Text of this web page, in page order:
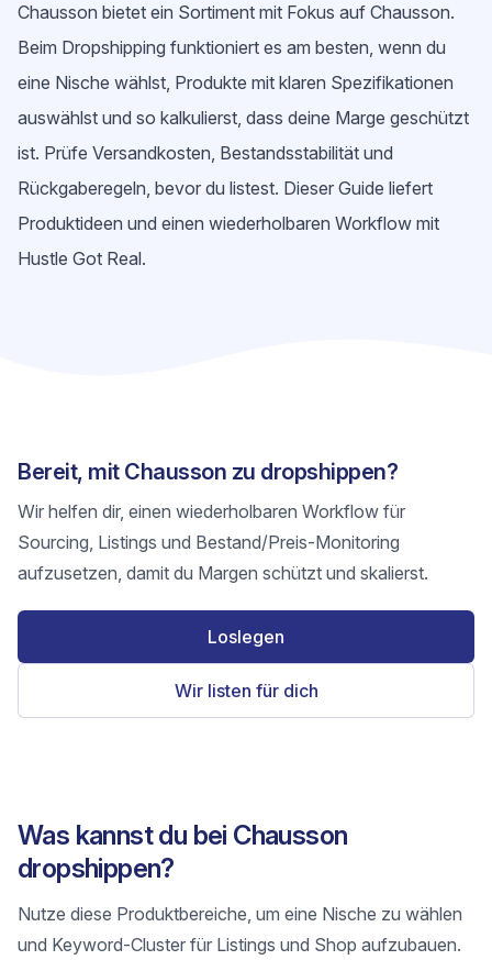
Chausson bietet ein Sortiment mit Fokus auf Chausson.
Beim Dropshipping funktioniert es am besten, wenn du
eine Nische wählst, Produkte mit klaren Spezifikationen
auswählst und so kalkulierst, dass deine Marge geschützt
ist. Prüfe Versandkosten, Bestandsstabilität und
Rückgaberegeln, bevor du listest. Dieser Guide liefert
Produktideen und einen wiederholbaren Workflow mit
Hustle Got Real.
Bereit, mit Chausson zu dropshippen?
Wir helfen dir, einen wiederholbaren Workflow für
Sourcing, Listings und Bestand/Preis-Monitoring
aufzusetzen, damit du Margen schützt und skalierst.
Loslegen
Wir listen für dich
Was kannst du bei Chausson
dropshippen?
Nutze diese Produktbereiche, um eine Nische zu wählen
und Keyword-Cluster für Listings und Shop aufzubauen.